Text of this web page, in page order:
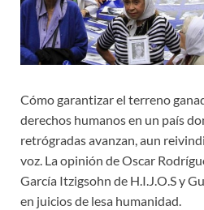
Cómo garantizar el terreno
derechos humanos en un país
retrógradas avanzan, aun
voz. La opinión de Oscar
García Itzigsohn de H.I.J.O.S y
en juicios de lesa humanidad.